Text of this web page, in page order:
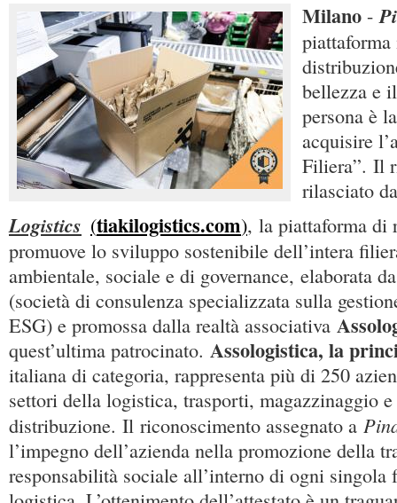
Milano -
bellezza e
persona è
acquisire
Filiera”. Il
rilasciato
Logistics (tiakilogistics.com), la piattaforma di
promuove lo sviluppo sostenibile dell’intera
ambientale, sociale e di governance, elaborata
(società di consulenza specializzata sulla
ESG) e promossa dalla realtà associativa
quest’ultima patrocinato. Assologistica, la
italiana di categoria, rappresenta più di 250
settori della logistica, trasporti, magazzinaggio e
distribuzione. Il riconoscimento assegnato a
l’impegno dell’azienda nella promozione della
responsabilità sociale all’interno di ogni singola